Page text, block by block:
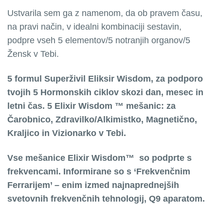
Ustvarila sem ga z namenom, da ob pravem času,
na pravi način, v idealni kombinaciji sestavin,
podpre vseh 5 elementov/5 notranjih organov/5
Žensk v Tebi.
5 formul Superživil Eliksir Wisdom, za podporo
tvojih 5 Hormonskih ciklov skozi dan, mesec in
letni čas. 5 Elixir Wisdom ™ mešanic: za
Čarobnico, Zdravilko/Alkimistko, Magnetično,
Kraljico in Vizionarko v Tebi.
Vse mešanice Elixir Wisdom™ so podprte s
frekvencami. Informirane so s ‘Frekvenčnim
Ferrarijem’ – enim izmed najnaprednejših
svetovnih frekvenčnih tehnologij, Q9 aparatom.